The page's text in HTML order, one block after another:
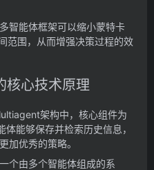
智能体框架可以缩小蒙特卡
范围，从而增强决策过程的效
核心技术原理
架构中，核心组件为
能够保存并检索历史信息，
加优秀的策略。
个由多个智能体组成的系